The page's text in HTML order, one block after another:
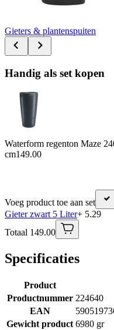
Gieters & plantenspuiten
Handig als set kopen
Waterform regenton Maze
cm149.00
Voeg product toe aan set
Gieter zwart 5 Liter+ 5.29
Totaal 149.00
Specificaties
Product
Productnummer 224640
EAN
Gewicht product 6980 gr